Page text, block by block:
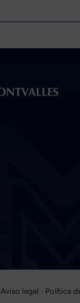
Aviso legal · Política